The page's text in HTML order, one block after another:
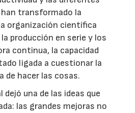
transformado la
organización científica
producción en serie y los
continua, la capacidad
ligada a cuestionar la
de hacer las cosas.
dejó una de las ideas que
las grandes mejoras no